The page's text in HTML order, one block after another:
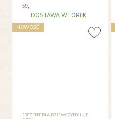
69,-
DOSTAWA WTOREK
PREZENT DLA DZIEWCZYNY LUB
NOWOŚĆ